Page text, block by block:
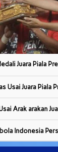
Juara Piala
Usai Juara Piala
Arak arakan
Indonesia